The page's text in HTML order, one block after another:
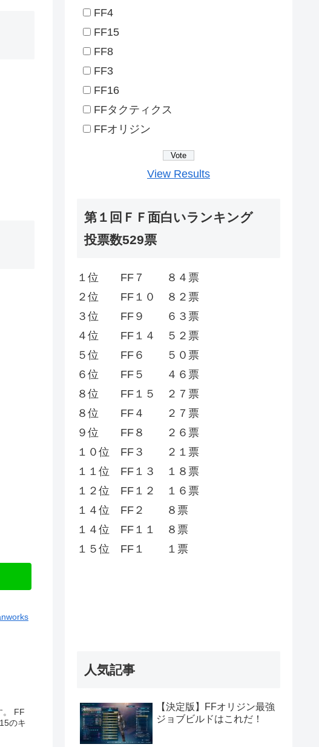
FF4
FF15
FF8
FF3
FF16
FFタクティクス
FFオリジン
View Results
第１回ＦＦ面白いランキング
投票数529票
１位 FF７ ８４票
２位 FF１０ ８２票
３位 FF９ ６３票
４位 FF１４ ５２票
５位 FF６ ５０票
６位 FF５ ４６票
８位 FF１５ ２７票
８位 FF４ ２７票
９位 FF８ ２６票
１０位 FF３ ２１票
１１位 FF１３ １８票
１２位 FF１２ １６票
１４位 FF２ ８票
１４位 FF１１ ８票
１５位 FF１ １票
人気記事
【決定版】FFオリジン最強
ジョブビルドはこれだ！